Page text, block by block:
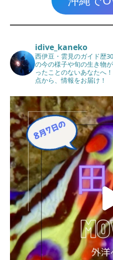
idive_kaneko
西伊豆・雲見のガイド歴
の今の様子や旬の生き物
ったことのないあなたへ！
点から、情報をお届け！